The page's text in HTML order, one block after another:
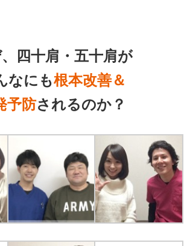
四十肩・五十肩が
なにも根本改善＆
予防されるのか？